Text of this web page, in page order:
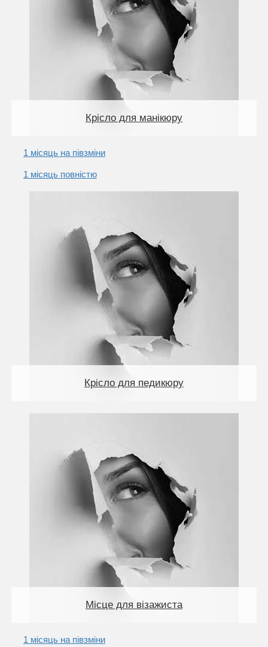
Крісло для манікюру
1 місяць на півзміни
1 місяць повністю
Крісло для педикюру
Місце для візажиста
1 місяць на півзміни